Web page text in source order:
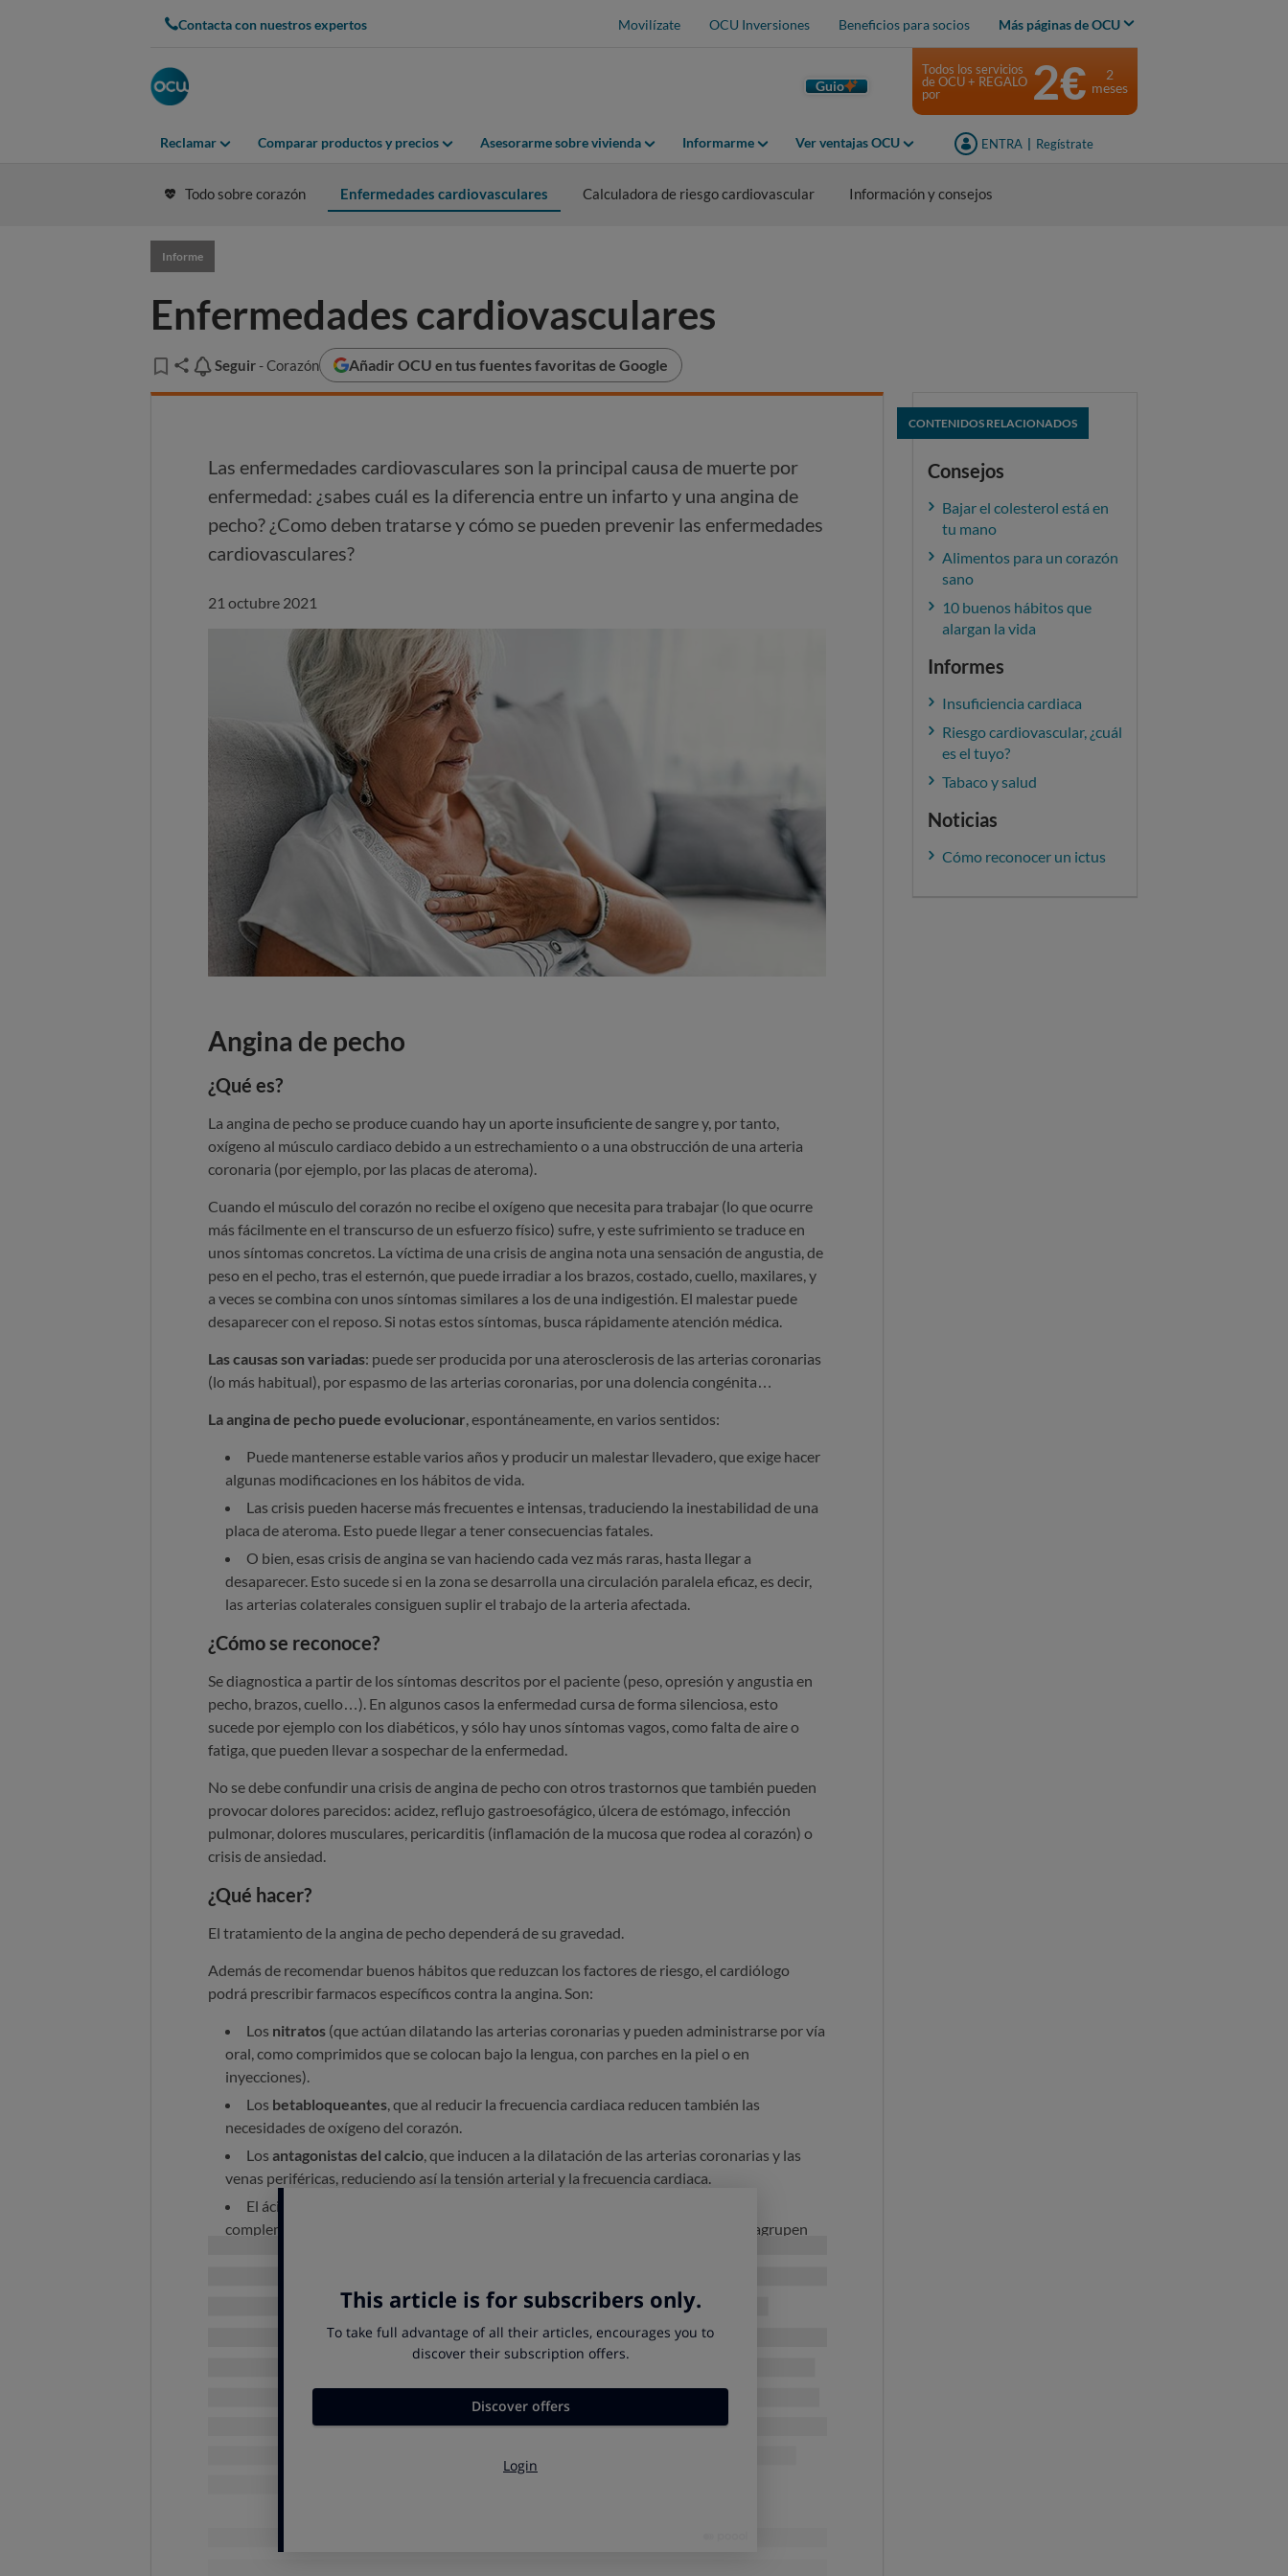
Contacta con nuestros expertos Movilízate OCU Inversiones Beneficios para socios Más páginas de OCU
Guio
Reclamar Comparar productos y precios Asesorarme sobre vivienda Informarme Ver ventajas OCU ENTRA Regístrate
Todos los servicios
de OCU + REGALO
por
2€
2
meses
Todo sobre corazón Enfermedades cardiovasculares Calculadora de riesgo cardiovascular Información y consejos
Informe
Enfermedades cardiovasculares
Seguir
Seguir - Corazón Añadir OCU en tus fuentes favoritas de Google
Las enfermedades cardiovasculares son la principal causa de muerte por
enfermedad: ¿sabes cuál es la diferencia entre un infarto y una angina de
pecho? ¿Como deben tratarse y cómo se pueden prevenir las enfermedades
cardiovasculares?
21 octubre 2021
Angina de pecho
¿Qué es?
La angina de pecho se produce cuando hay un aporte insuficiente de sangre y, por tanto,
oxígeno al músculo cardiaco debido a un estrechamiento o a una obstrucción de una arteria
coronaria (por ejemplo, por las placas de ateroma).
Cuando el músculo del corazón no recibe el oxígeno que necesita para trabajar (lo que ocurre
más fácilmente en el transcurso de un esfuerzo físico) sufre, y este sufrimiento se traduce en
unos síntomas concretos. La víctima de una crisis de angina nota una sensación de angustia, de
peso en el pecho, tras el esternón, que puede irradiar a los brazos, costado, cuello, maxilares, y
a veces se combina con unos síntomas similares a los de una indigestión. El malestar puede
desaparecer con el reposo. Si notas estos síntomas, busca rápidamente atención médica.
Las causas son variadas: puede ser producida por una aterosclerosis de las arterias coronarias
(lo más habitual), por espasmo de las arterias coronarias, por una dolencia congénita…
La angina de pecho puede evolucionar , espontáneamente, en varios sentidos:
Puede mantenerse estable varios años y producir un malestar llevadero, que exige hacer
algunas modificaciones en los hábitos de vida.
Las crisis pueden hacerse más frecuentes e intensas, traduciendo la inestabilidad de una
placa de ateroma. Esto puede llegar a tener consecuencias fatales.
O bien, esas crisis de angina se van haciendo cada vez más raras, hasta llegar a
desaparecer. Esto sucede si en la zona se desarrolla una circulación paralela eficaz, es decir,
las arterias colaterales consiguen suplir el trabajo de la arteria afectada.
¿Cómo se reconoce?
Se diagnostica a partir de los síntomas descritos por el paciente (peso, opresión y angustia en
pecho, brazos, cuello…). En algunos casos la enfermedad cursa de forma silenciosa, esto
sucede por ejemplo con los diabéticos, y sólo hay unos síntomas vagos, como falta de aire o
fatiga, que pueden llevar a sospechar de la enfermedad.
No se debe confundir una crisis de angina de pecho con otros trastornos que también pueden
provocar dolores parecidos: acidez, reflujo gastroesofágico, úlcera de estómago, infección
pulmonar, dolores musculares, pericarditis (inflamación de la mucosa que rodea al corazón) o
crisis de ansiedad.
¿Qué hacer?
El tratamiento de la angina de pecho dependerá de su gravedad.
Además de recomendar buenos hábitos que reduzcan los factores de riesgo, el cardiólogo
podrá prescribir farmacos específicos contra la angina. Son:
Los nitratos(que actúan dilatando las arterias coronarias y pueden administrarse por vía
oral, como comprimidos que se colocan bajo la lengua, con parches en la piel o en
inyecciones).
Los betabloqueantes, que al reducir la frecuencia cardiaca reducen también las
necesidades de oxígeno del corazón.
Los antagonistas del calcio, que inducen a la dilatación de las arterias coronarias y las
venas periféricas, reduciendo así la tensión arterial y la frecuencia cardiaca.
El ácido acetil salicílico (por ejemplo, aspirina) suele usarse como tratamiento
complementario, ya que reduce la posibilidad de que las plaquetas sanguíneas se agrupen
Cuando la medicación no basta, es necesario recurrir a un tratamiento quirúrgico. Hay varias
Es muy frecuente la angioplastia, que consiste de dilatar mecánicamente los vasos
Otra alternativa es sustituir la arteria afectada por un injerto de un vaso localizado en
otra zona del cuerpo, con la técnica denominada by-pass.
llama stent y es parecido a una espiral, dentro del vaso estrechado, para de esta forma
forma individualizada, según el paciente.
CONTENIDOS RELACIONADOS
Consejos
Bajar el colesterol está en
tu mano
Alimentos para un corazón
sano
10 buenos hábitos que
alargan la vida
Informes
Insuficiencia cardiaca
Riesgo cardiovascular, ¿cuál
es el tuyo?
Tabaco y salud
Noticias
Cómo reconocer un ictus